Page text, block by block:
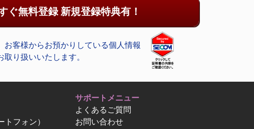
ぐ無料登録 新規登録特典有！
お客様からお預かりしている個人情報
取り扱いいたします。
フォン）
サポートメニュー
よくあるご質問
お問い合わせ